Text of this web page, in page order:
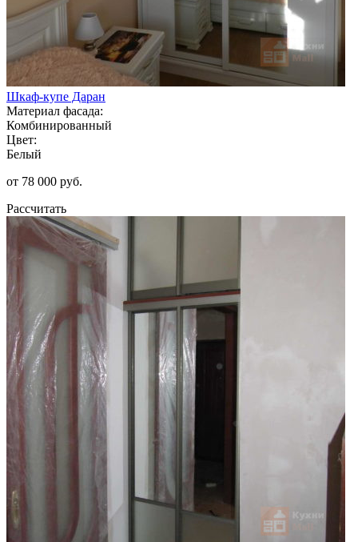
Шкаф-купе Даран
Материал фасада:
Комбинированный
Цвет:
Белый
от 78 000 руб.
Рассчитать